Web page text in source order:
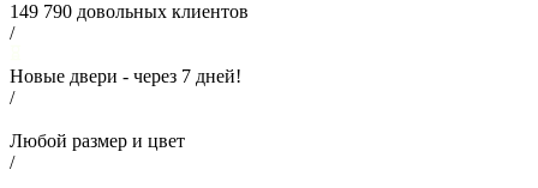
149 790 довольных клиентов
/
Новые двери - через 7 дней!
/
Любой размер и цвет
/